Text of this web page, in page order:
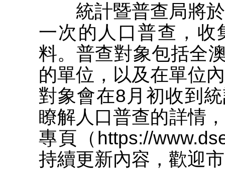
統計暨普查局將於
一次的人口普查，
料。普查對象包括全
的單位，以及在單位
對象會在8月初收到
瞭解人口普查的詳情
專頁（https://
持續更新內容，歡迎